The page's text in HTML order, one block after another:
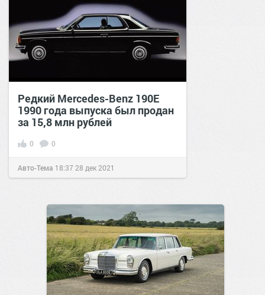
Редкий Mercedes-Benz 190E
1990 года выпуска был продан
за 15,8 млн рублей
0 0
Авто-Тема 18:37 28 дек 2021